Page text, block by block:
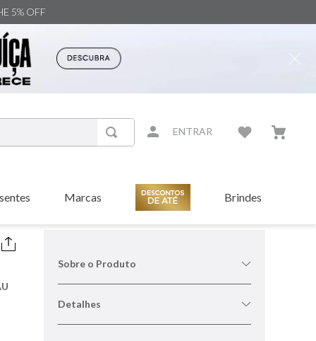
5% OFF
ENTRAR
Marcas Brindes
Sobre o Produto
Detalhes